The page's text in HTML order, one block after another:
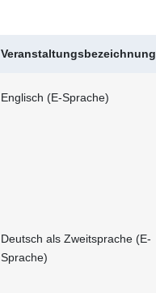
Veranstaltungsbezeichnung
Englisch (E-Sprache)
Deutsch als Zweitsprache (E-
Sprache)